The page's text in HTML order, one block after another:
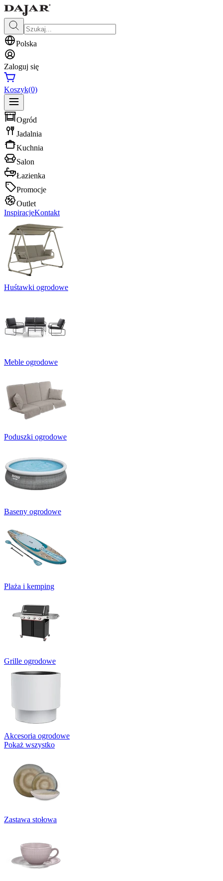
Polska
Zaloguj się
Koszyk(0)
Ogród
Jadalnia
Kuchnia
Salon
Łazienka
Promocje
Outlet
InspiracjeKontakt
Huśtawki ogrodowe
Meble ogrodowe
Poduszki ogrodowe
Baseny ogrodowe
Plaża i kemping
Grille ogrodowe
Akcesoria ogrodowe
Pokaż wszystko
Zastawa stołowa